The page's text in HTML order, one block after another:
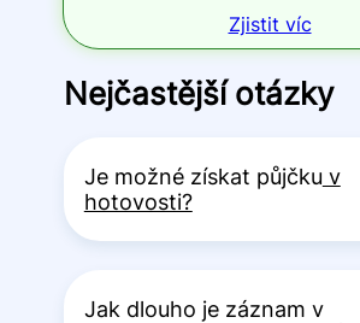
Zjistit víc
Nejčastější otázky
Je možné získat půjčku v
hotovosti?
Jak dlouho je záznam v